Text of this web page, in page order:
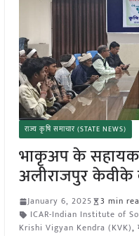
राज्य कृषि समाचार (STATE NEWS)
भाकृअप के सहायक
अलीराजपुर केवीके
January 6, 2025
3 min
ICAR-Indian Institute of
Krishi Vigyan Kendra (KVK),